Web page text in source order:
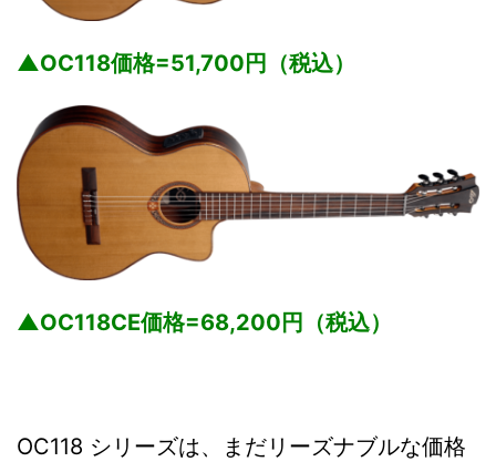
▲OC118価格=51,700円（税込）
▲OC118CE価格=68,200円（税込）
OC118 シリーズは、まだリーズナブルな価格